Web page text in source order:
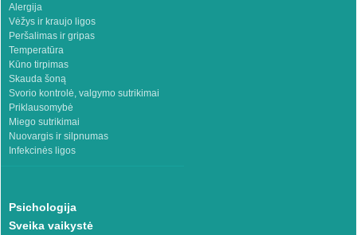
Alergija
Vėžys ir kraujo ligos
Peršalimas ir gripas
Temperatūra
Kūno tirpimas
Skauda šoną
Svorio kontrolė, valgymo sutrikimai
Priklausomybė
Miego sutrikimai
Nuovargis ir silpnumas
Infekcinės ligos
Psichologija
Sveika vaikystė